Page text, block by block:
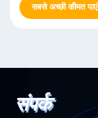
सबसे अच्छी कीमत पाएं
संपर्क